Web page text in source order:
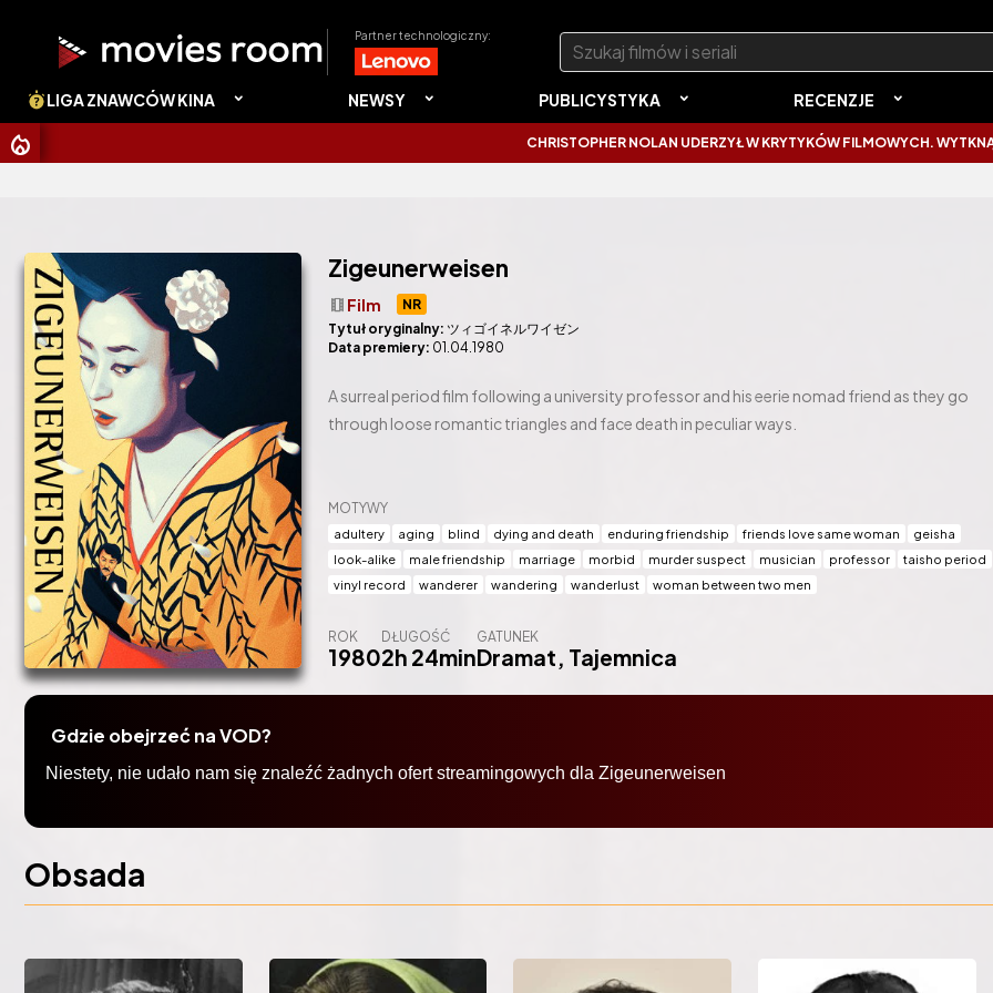
Partner technologiczny: Szukaj:
LIGA ZNAWCÓW KINA NEWSY PUBLICYSTYKA RECENZJE
CHRISTOPHER NOLAN UDERZYŁ W KRYTYKÓW FILMOWYCH. WYTKNĄŁ IM
Zigeunerweisen
NR
theaters Film
Tytuł oryginalny: ツィゴイネルワイゼン
Data premiery: 01.04.1980
A surreal period film following a university professor and his eerie nomad friend as they go
through loose romantic triangles and face death in peculiar ways.
MOTYWY
adultery aging blind dying and death enduring friendship friends love same woman
geisha
look-alike
male friendship marriage morbid murder suspect musician professor
taisho period
vinyl record
wanderer wandering wanderlust woman between two men
ROK
1980
DŁUGOŚĆ
2h 24min
GATUNEK
Dramat, Tajemnica
Gdzie obejrzeć na VOD?
Obsada